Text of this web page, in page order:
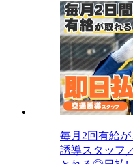
毎月2回有給
誘導スタッフ